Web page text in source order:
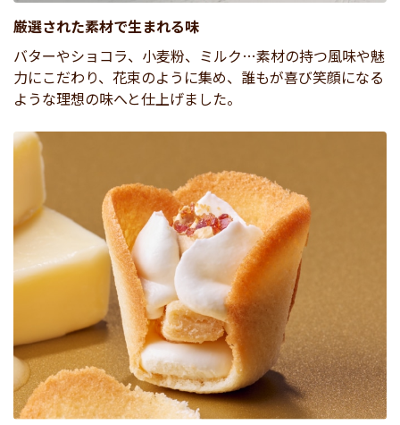
厳選された素材で生まれる味
バターやショコラ、小麦粉、ミルク…素材の持つ風味や魅
力にこだわり、花束のように集め、誰もが喜び笑顔になる
ような理想の味へと仕上げました。